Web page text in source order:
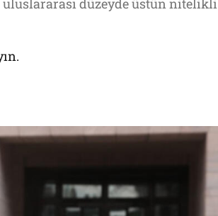
uluslararası düzeyde üstün nitelikli